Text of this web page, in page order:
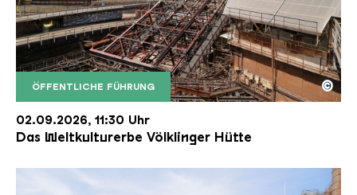
ÖFFENTLICHE FÜHRUNG
Der Erzschrägaufzug der Völklinger Hütte mit
Copyright: Weltkulturerbe Völklinger Hütte | Karl
©
02.09.2026, 11:30 Uhr
Das Weltkulturerbe Völklinger Hütte